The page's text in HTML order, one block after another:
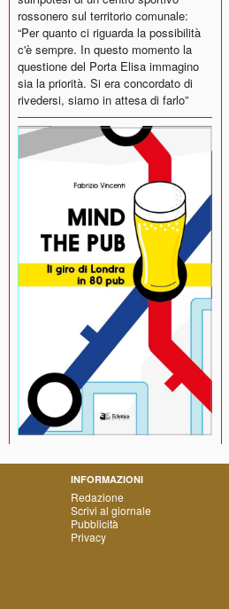
rossonero sul territorio comunale:
“Per quanto ci riguarda la possibilità
c'è sempre. In questo momento la
questione del Porta Elisa immagino
sia la priorità. Si era concordato di
rivedersi, siamo in attesa di farlo”
INFORMAZIONI
Redazione
Scrivi al giornale
Pubblicità
Privacy